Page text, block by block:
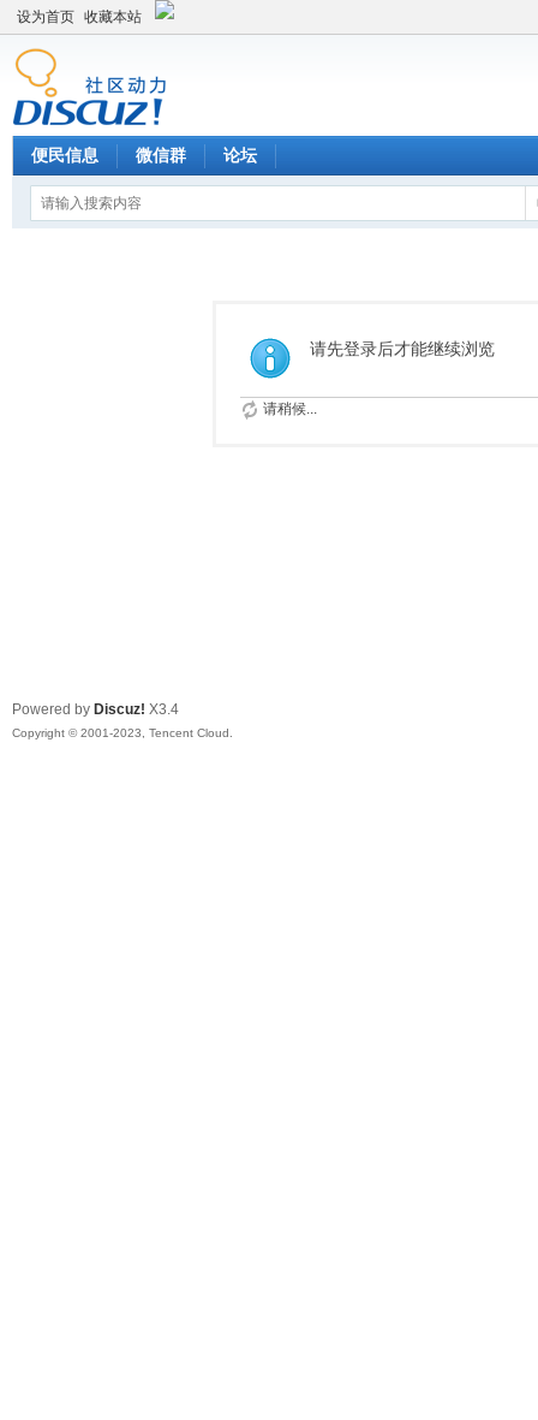
设为首页 收藏本站
便民信息 微信群 论坛
请先登录后才能继续浏览
请稍候...
Powered by Discuz! X3.4
Copyright © 2001-2023, Tencent Cloud.